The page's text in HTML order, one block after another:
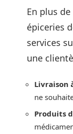
En plus
épiceries
services
une
Livraison
ne
Produits